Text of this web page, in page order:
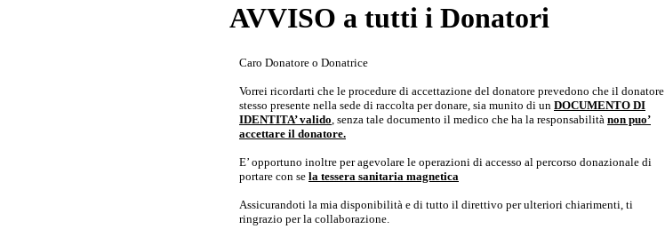
AVVISO a tutti i Donatori
Caro Donatore o Donatrice
Vorrei ricordarti che le procedure di accettazione del donatore prevedono che il donatore
stesso presente nella sede di raccolta per donare, sia munito di un DOCUMENTO DI
IDENTITA’ valido, senza tale documento il medico che ha la responsabilità non puo’
accettare il donatore.
E’ opportuno inoltre per agevolare le operazioni di accesso al percorso donazionale di
portare con se la tessera sanitaria magnetica
Assicurandoti la mia disponibilità e di tutto il direttivo per ulteriori chiarimenti, ti
ringrazio per la collaborazione.